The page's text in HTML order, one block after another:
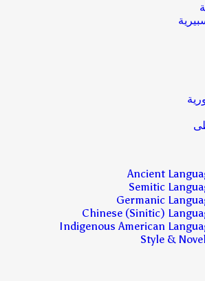
Ancient
Semitic
Germanic
Chinese (Sinitic)
Indigenous American
Style &